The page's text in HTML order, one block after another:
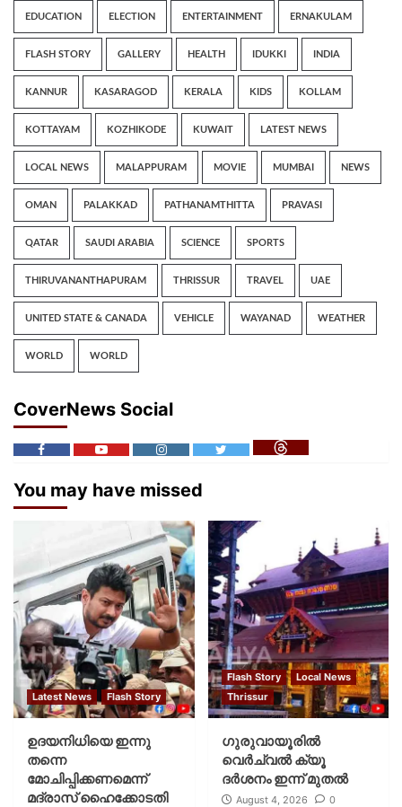
EDUCATION ELECTION ENTERTAINMENT ERNAKULAM
FLASH STORY GALLERY HEALTH IDUKKI INDIA
KANNUR KASARAGOD KERALA KIDS KOLLAM
KOTTAYAM KOZHIKODE KUWAIT LATEST NEWS
LOCAL NEWS MALAPPURAM MOVIE MUMBAI NEWS
OMAN PALAKKAD PATHANAMTHITTA PRAVASI
QATAR SAUDI ARABIA SCIENCE SPORTS
THIRUVANANTHAPURAM THRISSUR TRAVEL UAE
UNITED STATE & CANADA VEHICLE WAYANAD WEATHER
WORLD WORLD
CoverNews Social
You may have missed
Latest News Flash Story
ഉദയനിധിയെ ഇന്നു
തന്നെ
മോചിപ്പിക്കണമെന്ന്
മദ്രാസ് ഹൈക്കോടതി
Flash Story
Local News
Thrissur
ഗുരുവായൂരില്‍
വെര്‍ച്വല്‍ ക്യൂ
ദര്‍ശനം ഇന്ന് മുതല്‍
August 4, 2026 0